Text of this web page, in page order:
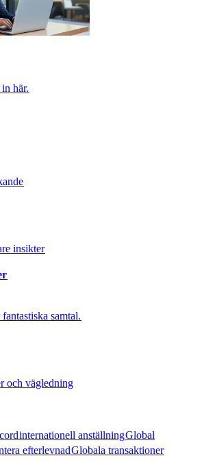
här.​​
insikter​​
samtal.​​
och vägledning​​
internationell anställning​​Global
efterlevnad​​Globala transaktioner​​